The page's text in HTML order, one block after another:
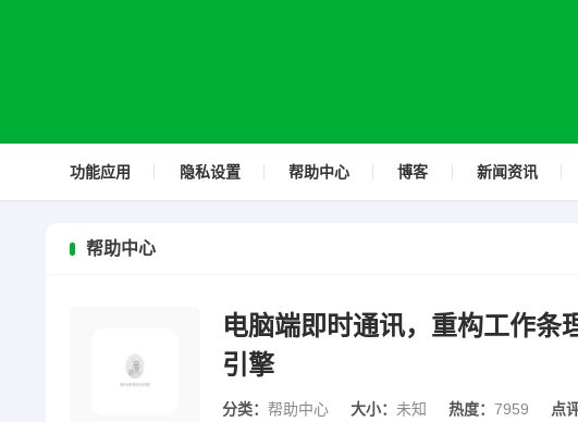
功能应用 隐私设置 帮助中心 博客 新闻资讯
帮助中心
电脑端即时通讯，重构工作条
引擎
分类： 帮助中心 大小： 未知 热度： 7959 点